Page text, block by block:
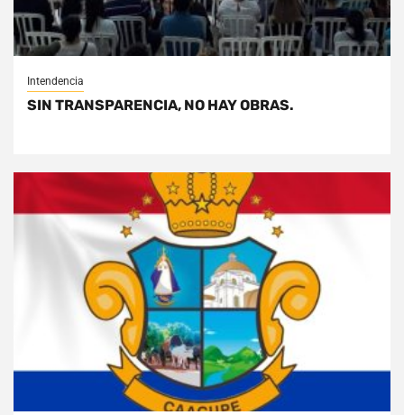
Intendencia
SIN TRANSPARENCIA, NO HAY OBRAS.